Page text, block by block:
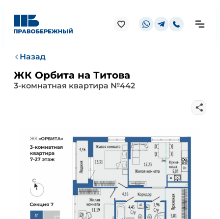
Назад
ЖК Орбита на Титова
3-комнатная квартира №442